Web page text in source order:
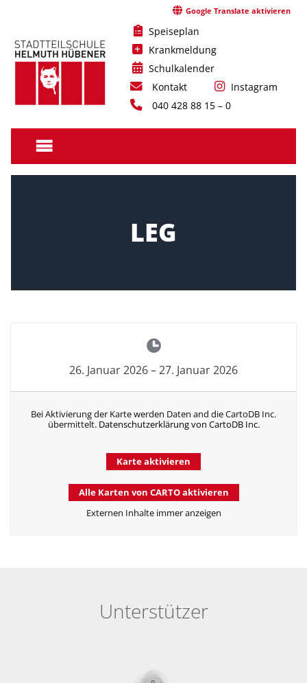
content
Helmuth
Hübener
Google Translate aktivieren
Speiseplan
Krankmeldung
Schulkalender
Kontakt
Instagram
040 428 88 15 – 0
LEG
26. Januar 2026–27. Januar 2026
Bei Aktivierung der Karte werden Daten and die CartoDB Inc.
übermittelt. Datenschutzerklärung von CartoDB Inc.
Karte aktivieren
Alle Karten von CARTO aktivieren
Externen Inhalte immer anzeigen
Unterstützer